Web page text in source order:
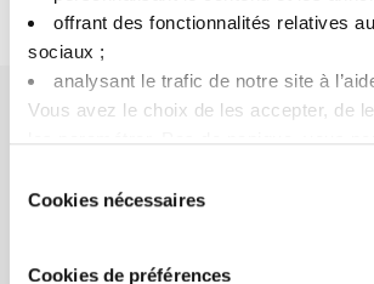
offrant des fonctionnalités relatives
sociaux ; ​
analysant le trafic de notre site à
Vous avez le choix de les accepter, de
les paramétrer.​ Pas de panique, vous
cookies.​ ​ ​
duCookies nécessaires
Cookies de préférences
好处
与不锈钢、铁合金、铝、黄铜和轻合